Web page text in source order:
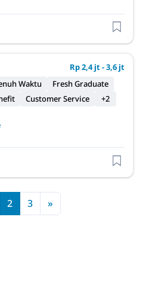
Rp 2,4 jt - 3,6 jt
Waktu
Fresh Graduate
Customer Service +2
2 3 »